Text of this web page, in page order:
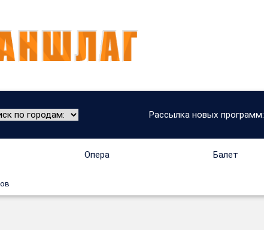
Рассылка новых программ:
Опера Балет